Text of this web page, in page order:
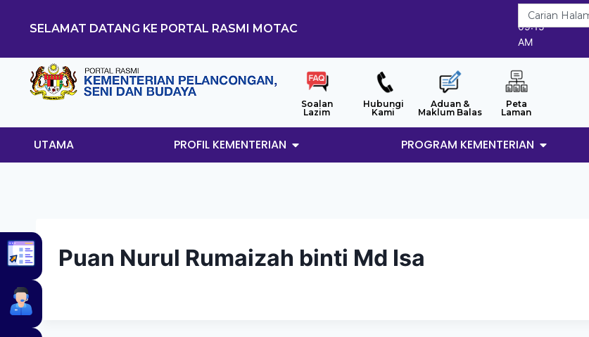
SELAMAT DATANG KE PORTAL RASMI MOTAC
8/8/2026
09:15
AM
Soalan
Lazim
Hubungi
Kami
Aduan &
Maklum Balas
Peta
Laman
UTAMA PROFIL KEMENTERIAN PROGRAM KEMENTERIAN
Puan Nurul Rumaizah binti Md Isa